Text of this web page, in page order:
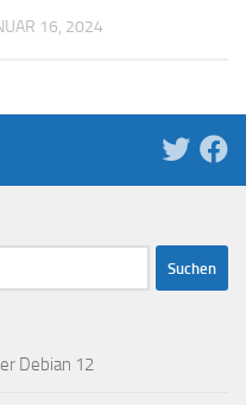
16, 2024
Debian 12